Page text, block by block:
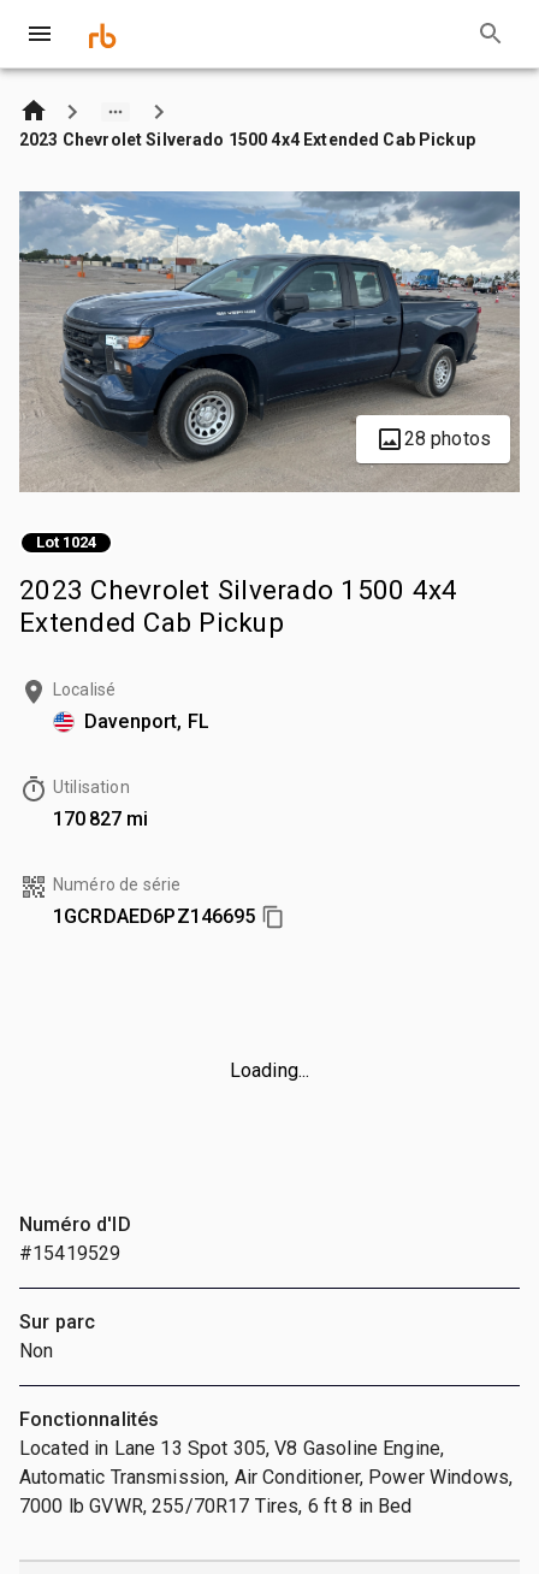
2023 Chevrolet Silverado 1500 4x4 Extended Cab Pickup
28 photos
Lot 1024
2023 Chevrolet Silverado 1500 4x4
Extended Cab Pickup
Localisé
Davenport, FL
Utilisation
170 827 mi
Numéro de série
1GCRDAED6PZ146695
Loading...
Numéro d'ID
#15419529
Sur parc
Non
Fonctionnalités
Located in Lane 13 Spot 305, V8 Gasoline Engine,
Automatic Transmission, Air Conditioner, Power Windows,
7000 lb GVWR, 255/70R17 Tires, 6 ft 8 in Bed